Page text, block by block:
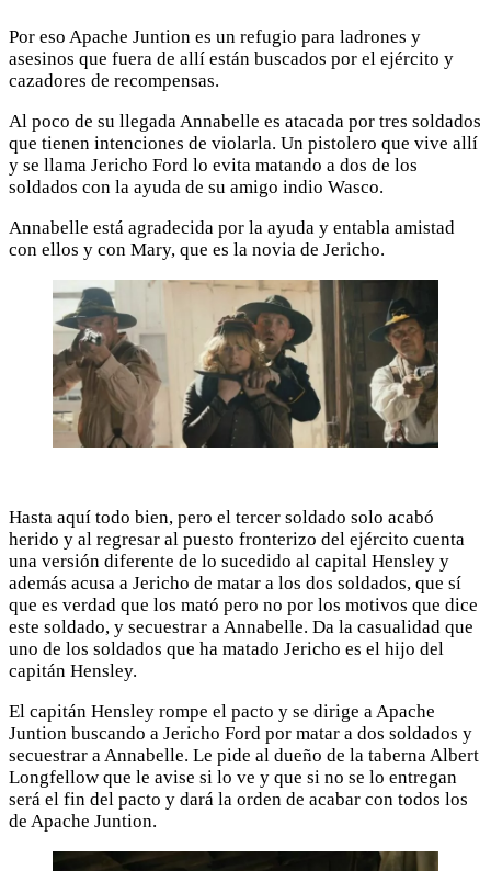
Por eso Apache Juntion es un refugio para ladrones y
asesinos que fuera de allí están buscados por el ejército y
cazadores de recompensas.
Al poco de su llegada Annabelle es atacada por tres soldados
que tienen intenciones de violarla. Un pistolero que vive allí
y se llama Jericho Ford lo evita matando a dos de los
soldados con la ayuda de su amigo indio Wasco.
Annabelle está agradecida por la ayuda y entabla amistad
con ellos y con Mary, que es la novia de Jericho.
Hasta aquí todo bien, pero el tercer soldado solo acabó
herido y al regresar al puesto fronterizo del ejército cuenta
una versión diferente de lo sucedido al capital Hensley y
además acusa a Jericho de matar a los dos soldados, que sí
que es verdad que los mató pero no por los motivos que dice
este soldado, y secuestrar a Annabelle. Da la casualidad que
uno de los soldados que ha matado Jericho es el hijo del
capitán Hensley.
El capitán Hensley rompe el pacto y se dirige a Apache
Juntion buscando a Jericho Ford por matar a dos soldados y
secuestrar a Annabelle. Le pide al dueño de la taberna Albert
Longfellow que le avise si lo ve y que si no se lo entregan
será el fin del pacto y dará la orden de acabar con todos los
de Apache Juntion.